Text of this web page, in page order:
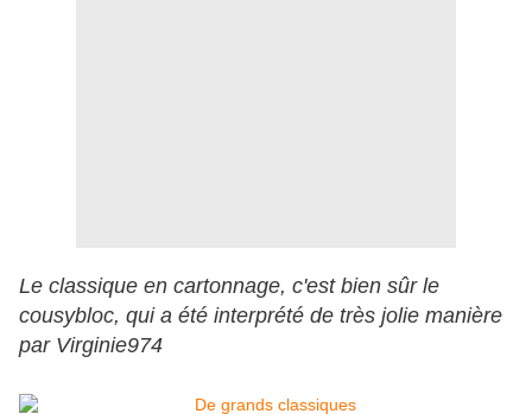
Le classique en cartonnage, c'est bien sûr le
cousybloc, qui a été interprété de très jolie manière
par Virginie974